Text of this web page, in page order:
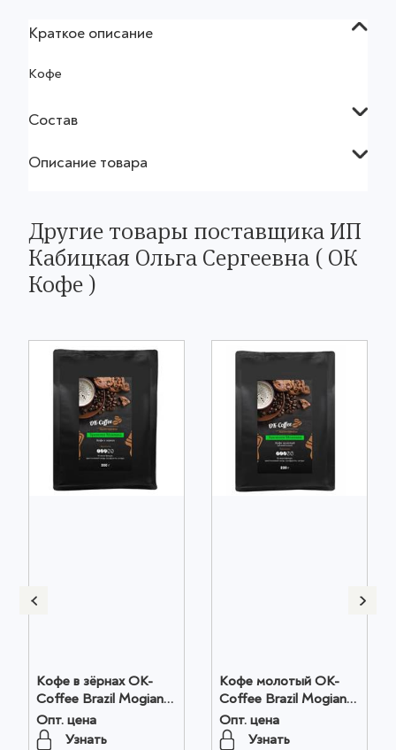
Краткое описание
Кофе
Состав
Описание товара
Другие товары поставщика ИП
Кабицкая Ольга Сергеевна ( ОК
Кофе )
Кофе в зёрнах OK-
Coffee Brazil Mogiana
оптом
Опт. цена
Узнать
Кофе молотый OK-
Coffee Brazil Mogiana
оптом
Опт. цена
Узнать